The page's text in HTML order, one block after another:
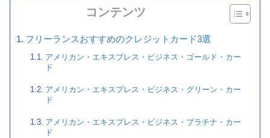
コンテンツ
フリーランスおすすめのクレジットカード3選
アメリカン・エキスプレス・ビジネス・ゴールド・カー
ド
アメリカン・エキスプレス・ビジネス・グリーン・カー
ド
アメリカン・エキスプレス・ビジネス・プラチナ・カー
ド